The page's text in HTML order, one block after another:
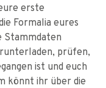
erste
Formalia eures
Stammdaten
prüfen,
ist und euch
könnt ihr über die